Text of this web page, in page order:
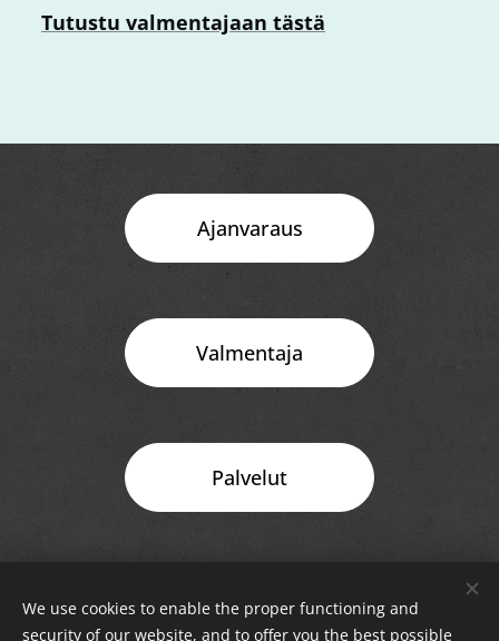
Tutustu valmentajaan tästä
Ajanvaraus
Valmentaja
Palvelut
Rewire Oy Rahakamarinportti 3 A 00240 Helsinki
We use cookies to enable the proper functioning and
security of our website, and to offer you the best possible